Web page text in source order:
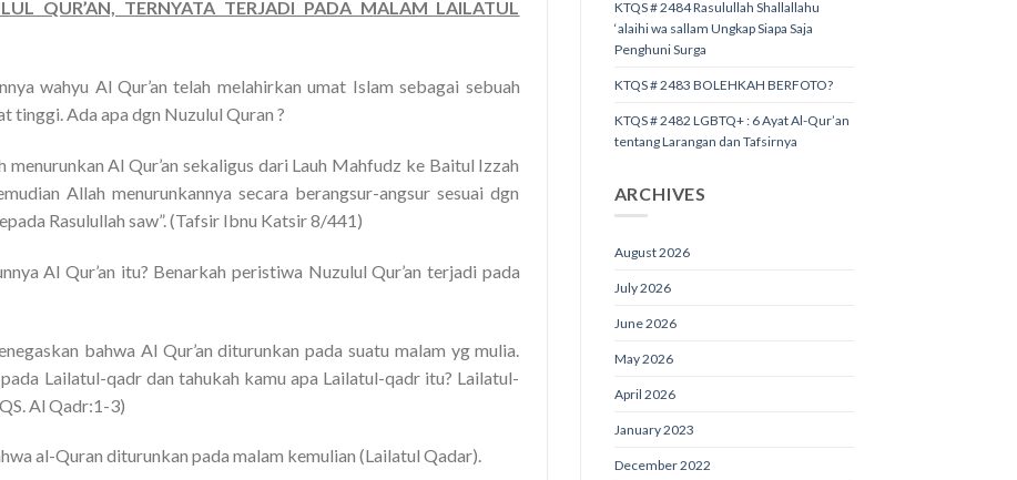
QUR’AN, TERNYATA TERJADI PADA MALAM LAILATUL
wahyu Al Qur’an telah melahirkan umat Islam sebagai sebuah
tinggi. Ada apa dgn Nuzulul Quran ?
menurunkan Al Qur’an sekaligus dari Lauh Mahfudz ke Baitul Izzah
Allah menurunkannya secara berangsur-angsur sesuai dgn
Rasulullah saw”. (Tafsir Ibnu Katsir 8/441)
Al Qur’an itu? Benarkah peristiwa Nuzulul Qur’an terjadi pada
bahwa Al Qur’an diturunkan pada suatu malam yg mulia.
pada Lailatul-qadr dan tahukah kamu apa Lailatul-qadr itu? Lailatul-
Al Qadr:1-3)
al-Quran diturunkan pada malam kemulian (Lailatul Qadar).
KTQS # 2484 Rasulullah Shallallahu
‘alaihi wa sallam Ungkap Siapa Saja
Penghuni Surga
KTQS # 2483 BOLEHKAH BERFOTO?
KTQS # 2482 LGBTQ+ : 6 Ayat Al-Qur’an
tentang Larangan dan Tafsirnya
ARCHIVES
August 2026
July 2026
June 2026
May 2026
April 2026
January 2023
December 2022